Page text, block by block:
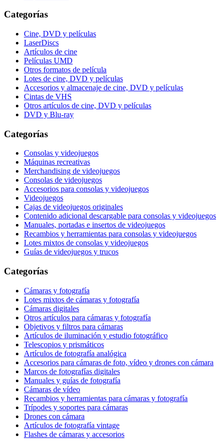
Categorías
Cine, DVD y películas
LaserDiscs
Artículos de cine
Películas UMD
Otros formatos de película
Lotes de cine, DVD y películas
Accesorios y almacenaje de cine, DVD y películas
Cintas de VHS
Otros artículos de cine, DVD y películas
DVD y Blu-ray
Categorías
Consolas y videojuegos
Máquinas recreativas
Merchandising de videojuegos
Consolas de videojuegos
Accesorios para consolas y videojuegos
Videojuegos
Cajas de videojuegos originales
Contenido adicional descargable para consolas y videojuegos
Manuales, portadas e insertos de videojuegos
Recambios y herramientas para consolas y videojuegos
Lotes mixtos de consolas y videojuegos
Guías de videojuegos y trucos
Categorías
Cámaras y fotografía
Lotes mixtos de cámaras y fotografía
Cámaras digitales
Otros artículos para cámaras y fotografía
Objetivos y filtros para cámaras
Artículos de iluminación y estudio fotográfico
Telescopios y prismáticos
Artículos de fotografía analógica
Accesorios para cámaras de foto, vídeo y drones con cámara
Marcos de fotografías digitales
Manuales y guías de fotografía
Cámaras de vídeo
Recambios y herramientas para cámaras y fotografía
Trípodes y soportes para cámaras
Drones con cámara
Artículos de fotografía vintage
Flashes de cámaras y accesorios